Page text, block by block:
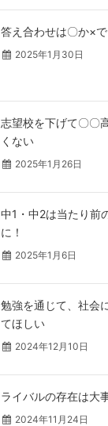
答え合わせは〇か×で
2025年1月30日
志望校を下げて〇〇
くない
2025年1月26日
中1・中2は当たり前
に！
2025年1月6日
勉強を通じて、社会
てほしい
2024年12月10日
ライバルの存在は大
2024年11月24日